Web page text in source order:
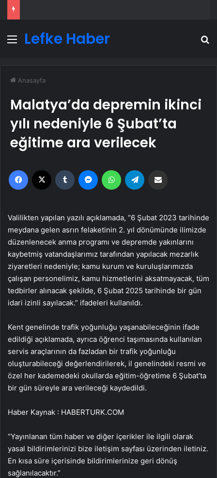
Menü
Lefke Haber
Anasayfa
Malatya’da depremin ikinci
yılı nedeniyle 6 Şubat’ta
eğitime ara verilecek
Facebook Tumblr MessengerWhatsApp
Valilikten yapılan yazılı açıklamada, “6 Şubat 2023 tarihinde
meydana gelen asrın felaketinin 2. yıl dönümünde ilimizde
düzenlenecek anma programı ve depremde yakınlarını
kaybetmiş vatandaşlarımız tarafından yapılacak mezarlık
ziyaretleri nedeniyle; kamu kurum ve kuruluşlarımızda
çalışan personelimiz, kamu hizmetlerini aksatmayacak, tüm
tedbirler alınacak şekilde, 6 Şubat 2025 tarihinde bir gün
idari izinli sayılacak.” ifadeleri kullanıldı.​​​​​​
Kent genelinde trafik yoğunluğu yaşanabileceğinin ifade
edildiği açıklamada, ayrıca öğrenci taşımasında kullanılan
servis araçlarının da fazladan bir trafik yoğunluğu
oluşturabileceği değerlendirilerek, il genelindeki resmi ve
özel her kademedeki okullarda eğitim-öğretime 6 Şubat’ta
bir gün süreyle ara verileceği kaydedildi.
Haber Kaynak : HABERTURK.COM
“Yayınlanan tüm haber ve diğer içerikler ile ilgili olarak
yasal bildirimlerinizi bize iletişim sayfası üzerinden iletiniz.
En kısa süre içerisinde bildirimlerinize geri dönüş
sağlanılacaktır.”